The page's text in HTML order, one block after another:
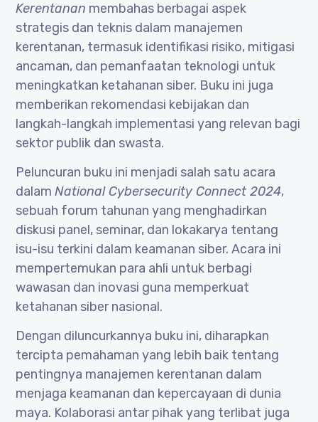
Kerentanan membahas berbagai aspek
strategis dan teknis dalam manajemen
kerentanan, termasuk identifikasi risiko, mitigasi
ancaman, dan pemanfaatan teknologi untuk
meningkatkan ketahanan siber. Buku ini juga
memberikan rekomendasi kebijakan dan
langkah-langkah implementasi yang relevan bagi
sektor publik dan swasta.
Peluncuran buku ini menjadi salah satu acara
dalamNational Cybersecurity Connect 2024,
sebuah forum tahunan yang menghadirkan
diskusi panel, seminar, dan lokakarya tentang
isu-isu terkini dalam keamanan siber. Acara ini
mempertemukan para ahli untuk berbagi
wawasan dan inovasi guna memperkuat
ketahanan siber nasional.
Dengan diluncurkannya buku ini, diharapkan
tercipta pemahaman yang lebih baik tentang
pentingnya manajemen kerentanan dalam
menjaga keamanan dan kepercayaan di dunia
maya. Kolaborasi antar pihak yang terlibat juga